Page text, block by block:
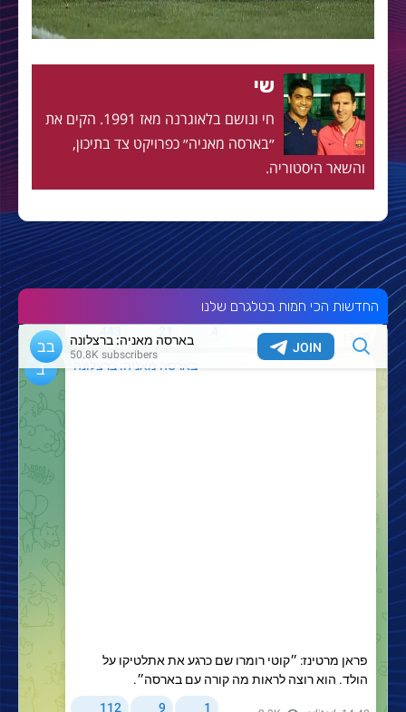
שי
חי ונושם בלאוגרנה מאז 1991. הקים את
״בארסה מאניה״ כפרויקט צד בתיכון,
והשאר היסטוריה.
החדשות הכי חמות בטלגרם שלנו